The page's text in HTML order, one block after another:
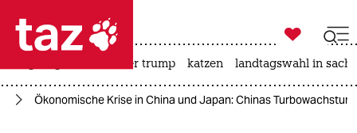
 taz zahl ich
taz zahl ich

taz zahl ich
usa unter trump katzen landtagswahl in
Ökonomische Krise in China und Japan: Chinas